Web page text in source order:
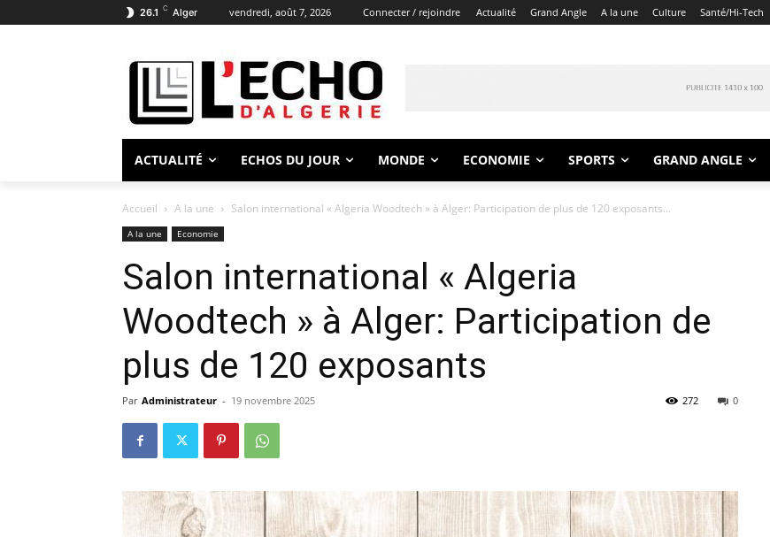
26.1 C Alger vendredi, août 7, 2026 Connecter / rejoindre Actualité Grand Angle A la une Culture Santé/Hi-Tech
ACTUALITÉ ECHOS DU JOUR MONDE ECONOMIE SPORTS GRAND ANGLE
Accueil A la une Salon international « Algeria Woodtech » à Alger: Participation de plus de 120 exposants...
A la une Economie
Salon international « Algeria
Woodtech » à Alger: Participation de
plus de 120 exposants
Par Administrateur - 19 novembre 2025 0
272